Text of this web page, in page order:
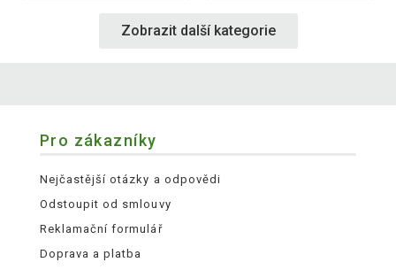
Zobrazit další kategorie
Pro zákazníky
Nejčastější otázky a odpovědi
Odstoupit od smlouvy
Reklamační formulář
Doprava a platba